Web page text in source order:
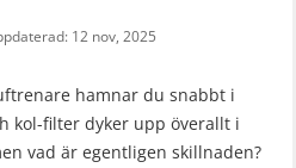
12 nov, 2025
hamnar du snabbt i
kol-filter dyker upp överallt i
vad är egentligen skillnaden?